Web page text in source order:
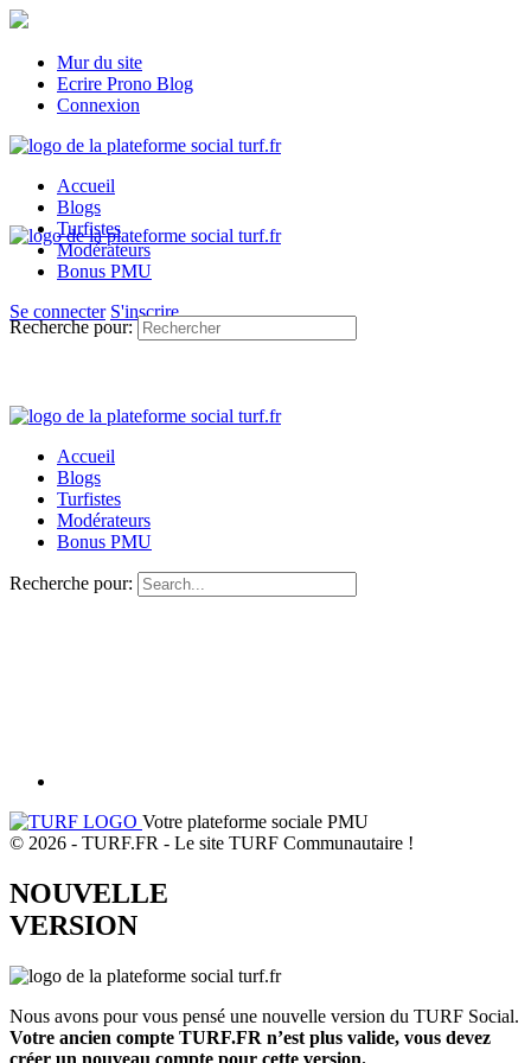
Mur du site
Ecrire Prono Blog
Connexion
Accueil
Blogs
Turfistes
Modérateurs
Bonus PMU
Se connecter S'inscrire
Recherche pour:
Accueil
Blogs
Turfistes
Modérateurs
Bonus PMU
Recherche pour:
Votre plateforme sociale PMU
© 2026 - TURF.FR - Le site TURF Communautaire !
NOUVELLE
VERSION
Nous avons pour vous pensé une nouvelle version du TURF Social.
Votre ancien compte TURF.FR n’est plus valide, vous devez
créer un nouveau compte pour cette version.